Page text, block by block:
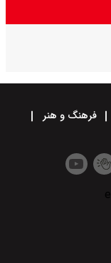
فرهنگ و هنر